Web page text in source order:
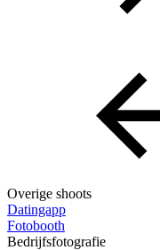
Overige shoots
Datingapp
Fotobooth
Bedrijfsfotografie